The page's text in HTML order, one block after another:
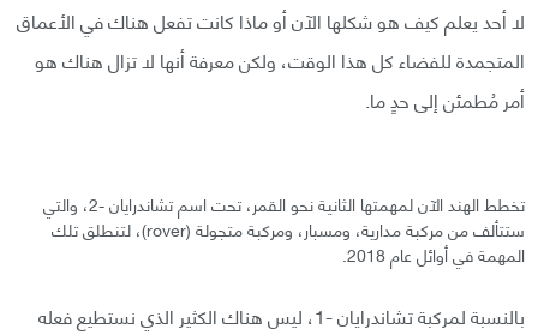
لا أحد يعلم كيف هو شكلها الآن أو ماذا كانت تفعل هناك في الأعماق
المتجمدة للفضاء كل هذا الوقت، ولكن معرفة أنها لا تزال هناك هو
أمر مُطمئن إلى حدٍ ما.
تخطط الهند الآن لمهمتها الثانية نحو القمر، تحت اسم تشاندرايان -2، والتي
ستتألف من مركبة مدارية، ومسبار، ومركبة متجولة (rover)، لتنطلق تلك
المهمة في أوائل عام 2018.
بالنسبة لمركبة تشاندرايان -1، ليس هناك الكثير الذي نستطيع فعله